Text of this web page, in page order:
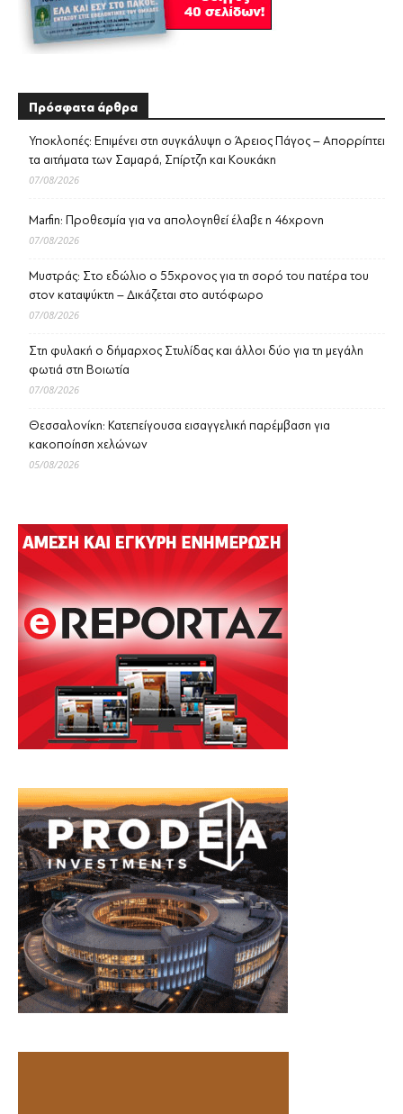
Πρόσφατα άρθρα
Υποκλοπές: Επιμένει στη συγκάλυψη ο Άρειος Πάγος – Απορρίπτει
τα αιτήματα των Σαμαρά, Σπίρτζη και Κουκάκη
07/08/2026
Marfin: Προθεσμία για να απολογηθεί έλαβε η 46χρονη
07/08/2026
Μυστράς: Στο εδώλιο ο 55χρονος για τη σορό του πατέρα του
στον καταψύκτη – Δικάζεται στο αυτόφωρο
07/08/2026
Στη φυλακή ο δήμαρχος Στυλίδας και άλλοι δύο για τη μεγάλη
φωτιά στη Βοιωτία
07/08/2026
Θεσσαλονίκη: Κατεπείγουσα εισαγγελική παρέμβαση για
κακοποίηση χελώνων
05/08/2026